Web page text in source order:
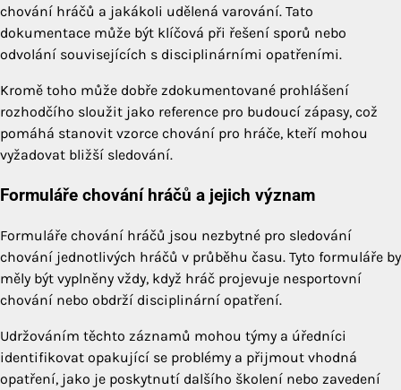
chování hráčů a jakákoli udělená varování. Tato
dokumentace může být klíčová při řešení sporů nebo
odvolání souvisejících s disciplinárními opatřeními.
Kromě toho může dobře zdokumentované prohlášení
rozhodčího sloužit jako reference pro budoucí zápasy, což
pomáhá stanovit vzorce chování pro hráče, kteří mohou
vyžadovat bližší sledování.
Formuláře chování hráčů a jejich význam
Formuláře chování hráčů jsou nezbytné pro sledování
chování jednotlivých hráčů v průběhu času. Tyto formuláře by
měly být vyplněny vždy, když hráč projevuje nesportovní
chování nebo obdrží disciplinární opatření.
Udržováním těchto záznamů mohou týmy a úředníci
identifikovat opakující se problémy a přijmout vhodná
opatření, jako je poskytnutí dalšího školení nebo zavedení